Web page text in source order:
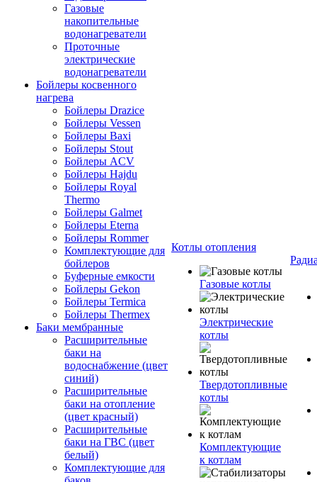
Газовые
накопительные
водонагреватели
Проточные
электрические
водонагреватели
Бойлеры косвенного
нагрева
Бойлеры Drazice
Бойлеры Vessen
Бойлеры Baxi
Бойлеры Stout
Бойлеры ACV
Бойлеры Hajdu
Бойлеры Royal
Thermo
Бойлеры Galmet
Бойлеры Eterna
Бойлеры Rommer
Комплектующие для
бойлеров
Буферные емкости
Бойлеры Gekon
Бойлеры Termica
Бойлеры Thermex
Баки мембранные
Расширительные
баки на
водоснабжение (цвет
синий)
Расширительные
баки на отопление
(цвет красный)
Расширительные
баки на ГВС (цвет
белый)
Комплектующие для
Котлы отопления
Газовые котлы
Электрические
котлы
Твердотопливные
котлы
Комплектующие
к котлам